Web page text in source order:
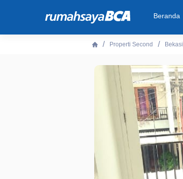
Beranda
Properti Second Bekasi